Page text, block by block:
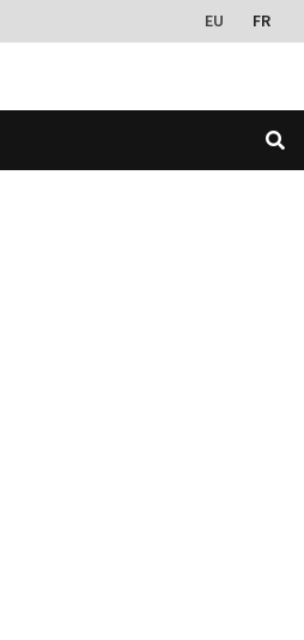
EU FR